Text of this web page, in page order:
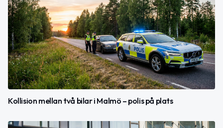
Kollision mellan två bilar i Malmö – polis på plats